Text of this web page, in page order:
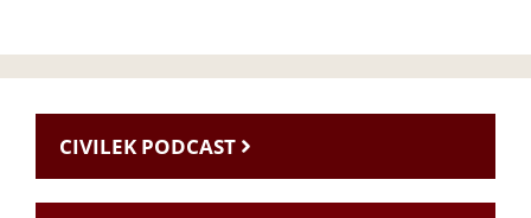
CIVILEK PODCAST